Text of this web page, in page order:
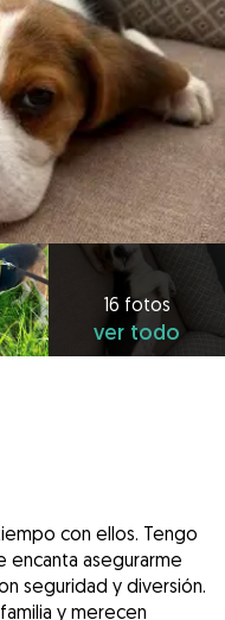
16 fotos
ver todo
con ellos. Tengo
encanta asegurarme
seguridad y diversión.
y merecen